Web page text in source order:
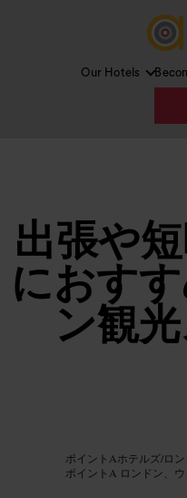
Our Hotels
出張や
におす
ン観
ポイントAホテルズ/ロ
ポイントA ロンドン、